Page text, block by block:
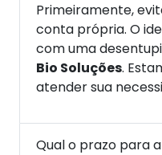
Primeiramente,
conta própria. O
com uma
Bio Soluções.
atender sua
Qual o prazo para